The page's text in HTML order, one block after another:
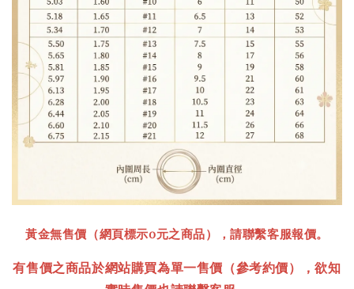
黃金無售價（網頁標示0元之商品），請聯繫客服報價。
有售價之商品於網站購買為單一售價 （參考約價）
，欲知